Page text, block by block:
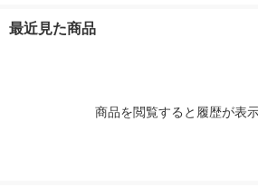
最近見た商品
商品を閲覧すると履歴が表